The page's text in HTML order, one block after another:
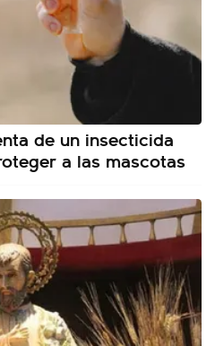
de un insecticida
a las mascotas